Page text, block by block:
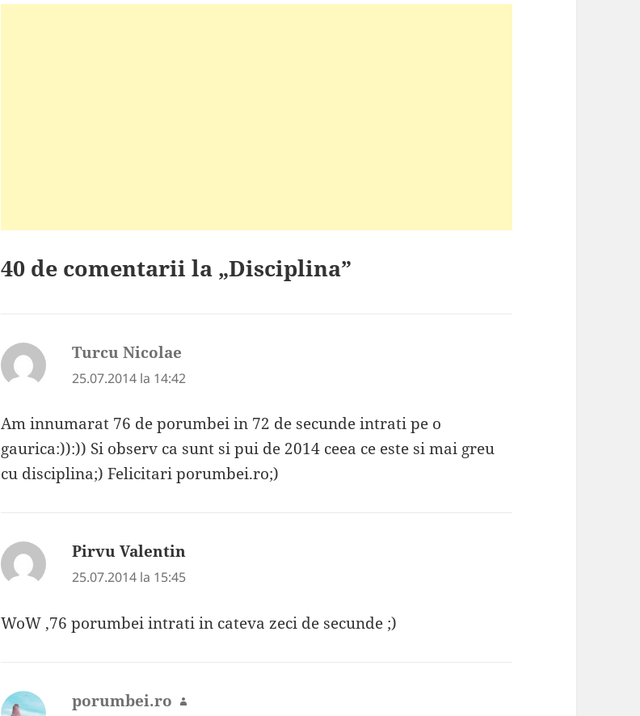
40 de comentarii la „Disciplina”
Turcu Nicolae
25.07.2014 la 14:42
Am innumarat 76 de porumbei in 72 de secunde intrati pe o
gaurica:)):)) Si observ ca sunt si pui de 2014 ceea ce este si mai greu
cu disciplina;) Felicitari porumbei.ro;)
Pirvu Valentin
25.07.2014 la 15:45
WoW ,76 porumbei intrati in cateva zeci de secunde ;)
porumbei.ro spune: